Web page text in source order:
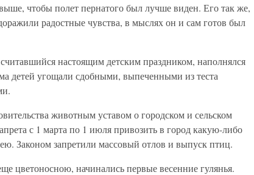
чтобы полет пернатого был лучше виден. Его так же,
радостные чувства, в мыслях он и сам готов был
настоящим детским праздником, наполнялся
детей угощали сдобными, выпеченными из теста
животным уставом о городском и сельском
с 1 марта по 1 июля привозить в город какую-либо
Законом запретили массовый отлов и выпуск птиц.
цветоносною, начинались первые весенние гулянья.